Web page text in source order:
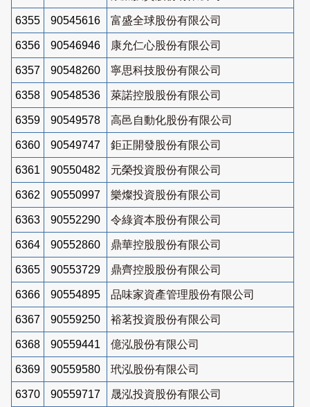
6355 90545616 富盛全球股份有限公司
6356 90546946 康允仁心股份有限公司
6357 90548260 寧思科技股份有限公司
6358 90548536 萊諾控股股份有限公司
6359 90549578 高邑自動化股份有限公司
6360 90549747 鉅正開發股份有限公司
6361 90550482 元榮投資股份有限公司
6362 90550997 樂燦投資股份有限公司
6363 90552290 令綠資本股份有限公司
6364 90552860 鼎華控股股份有限公司
6365 90553729 鼎齊控股股份有限公司
6366 90554895 品味家資產管理股份有限公司
6367 90559250 裕茗投資股份有限公司
6368 90559441 億泓股份有限公司
6369 90559580 玳泓股份有限公司
6370 90559717 晟泓投資股份有限公司